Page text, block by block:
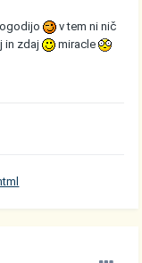
v tem ni nič
in zdaj miracle